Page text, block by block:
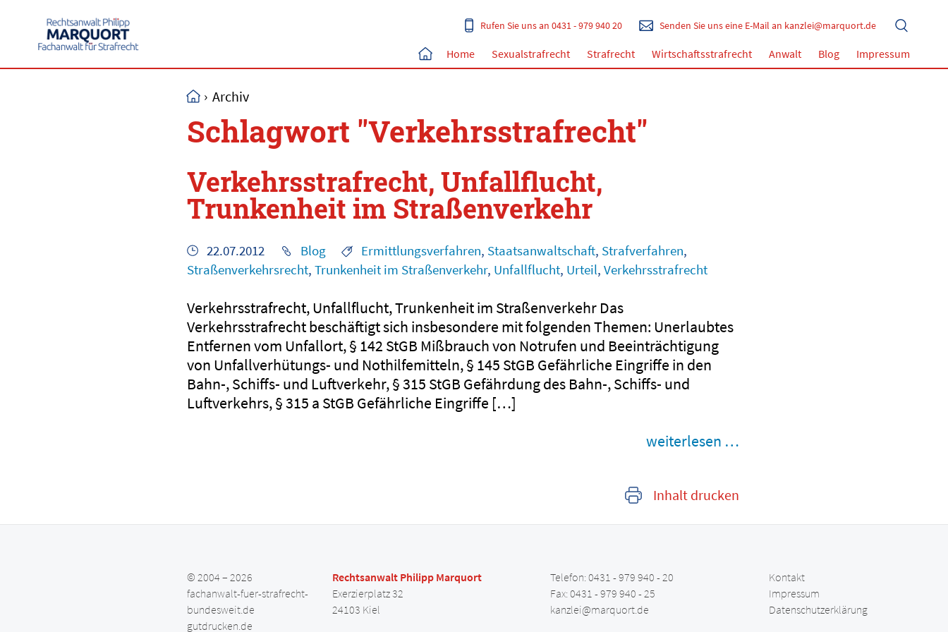
Senden Sie uns eine E-Mail an kanzlei@marquort.de
Rufen Sie uns an 0431 - 979 940 20
Home Sexualstrafrecht Strafrecht Wirtschaftsstrafrecht Anwalt Blog Impressum
› Archiv
Schlagwort "Verkehrsstrafrecht"
Verkehrsstrafrecht, Unfallflucht,
Trunkenheit im Straßenverkehr
22.07.2012 Blog Ermittlungsverfahren, Staatsanwaltschaft, Strafverfahren,
Straßenverkehrsrecht,Trunkenheit im Straßenverkehr, Unfallflucht, Urteil,Verkehrsstrafrecht
Verkehrsstrafrecht, Unfallflucht, Trunkenheit im Straßenverkehr Das
Verkehrsstrafrecht beschäftigt sich insbesondere mit folgenden Themen: Unerlaubtes
Entfernen vom Unfallort, § 142 StGB Mißbrauch von Notrufen und Beeinträchtigung
von Unfallverhütungs- und Nothilfemitteln, § 145 StGB Gefährliche Eingriffe in den
Bahn-, Schiffs- und Luftverkehr, § 315 StGB Gefährdung des Bahn-, Schiffs- und
Luftverkehrs, § 315 a StGB Gefährliche Eingriffe […]
weiterlesen …
Inhalt drucken
© 2004 – 2026
fachanwalt-fuer-strafrecht-
bundesweit.de
gutdrucken.de
Rechtsanwalt Philipp Marquort
Exerzierplatz 32
24103 Kiel
Telefon: 0431 - 979 940 - 20
Fax: 0431 - 979 940 - 25
kanzlei@marquort.de
Kontakt
Impressum
Datenschutzerklärung